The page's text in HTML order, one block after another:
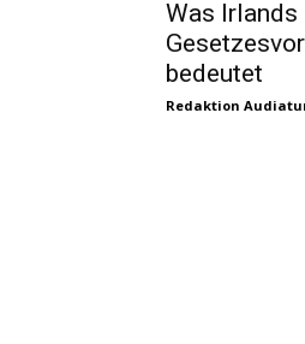
Was Irlands
bedeutet
Redaktion